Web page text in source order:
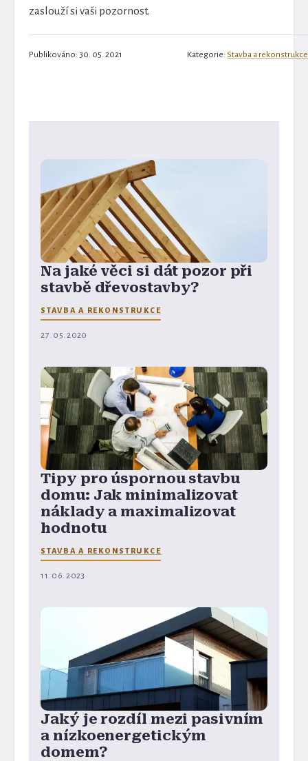
zaslouží si vaši pozornost.
Publikováno: 30. 05. 2021 Kategorie: Stavba a rekonstrukce
Na jaké věci si dát pozor při
stavbě dřevostavby?
STAVBA A REKONSTRUKCE
27. 05. 2020
Tipy pro úspornou stavbu
domu: Jak minimalizovat
náklady a maximalizovat
hodnotu
STAVBA A REKONSTRUKCE
11. 06. 2023
Jaký je rozdíl mezi pasivním
a nízkoenergetickým
domem?